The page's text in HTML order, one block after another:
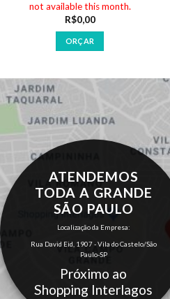
not available this month.
R$0,00
ORÇAR
ATENDEMOS
TODA A GRANDE
SÃO PAULO
Localização da Empresa:
Rua David Eid, 1907 - Vila do Castelo/São
Paulo-SP
Próximo ao
Shopping Interlagos